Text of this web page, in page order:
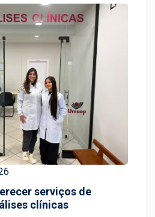
serviços de
clínicas